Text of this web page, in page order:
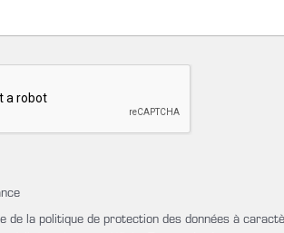
la politique de protection des données à